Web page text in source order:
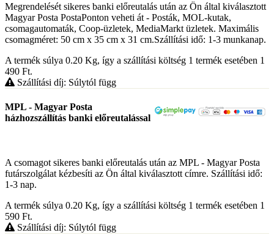
Megrendelését sikeres banki előreutalás után az Ön által kiválasztott
Magyar Posta PostaPonton veheti át - Posták, MOL-kutak,
csomagautomaták, Coop-üzletek, MediaMarkt üzletek. Maximális
csomagméret: 50 cm x 35 cm x 31 cm.Szállítási idő: 1-3 munkanap.
A termék súlya 0.20 Kg, így a szállítási költség 1 termék esetében 1
490 Ft.
Szállítási díj: Súlytól függ
MPL - Magyar Posta
házhozszállítás banki előreutalással
A csomagot sikeres banki előreutalás után az MPL - Magyar Posta
futárszolgálat kézbesíti az Ön által kiválasztott címre. Szállítási idő:
1-3 nap.
A termék súlya 0.20 Kg, így a szállítási költség 1 termék esetében 1
590 Ft.
Szállítási díj: Súlytól függ